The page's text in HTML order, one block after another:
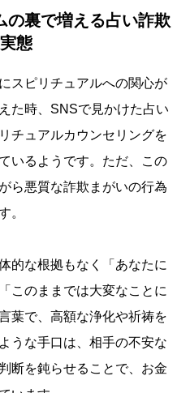
の裏で増える占い詐欺
態
スピリチュアルへの関心が
た時、SNSで見かけた占い
チュアルカウンセリングを
いるようです。ただ、この
ら悪質な詐欺まがいの行為
。
的な根拠もなく「あなたに
このままでは大変なことに
葉で、高額な浄化や祈祷を
うな手口は、相手の不安な
断を鈍らせることで、お金